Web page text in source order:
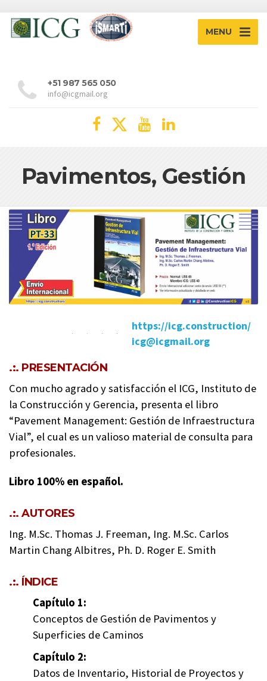
MENU
+51 987 565 050
info@icgmail.org
Pavimentos, Gestión
https://icg.construction/
icg@icgmail.org
.:. PRESENTACIÓN
Con mucho agrado y satisfacción el ICG, Instituto de
la Construcción y Gerencia, presenta el libro
“Pavement Management: Gestión de Infraestructura
Vial”, el cual es un valioso material de consulta para
profesionales.
Libro 100% en español.
.:. AUTORES
Ing. M.Sc. Thomas J. Freeman, Ing. M.Sc. Carlos
Martin Chang Albitres, Ph. D. Roger E. Smith
.:. ÍNDICE
Capítulo 1:
Conceptos de Gestión de Pavimentos y
Superficies de Caminos
Capítulo 2:
Datos de Inventario, Historial de Proyectos y